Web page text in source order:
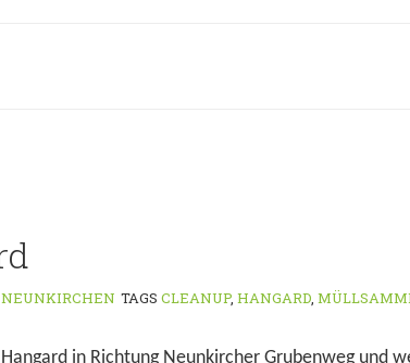
NEUNKIRCHEN TAGS CLEANUP, HANGARD,
in Richtung Neunkircher Grubenweg und